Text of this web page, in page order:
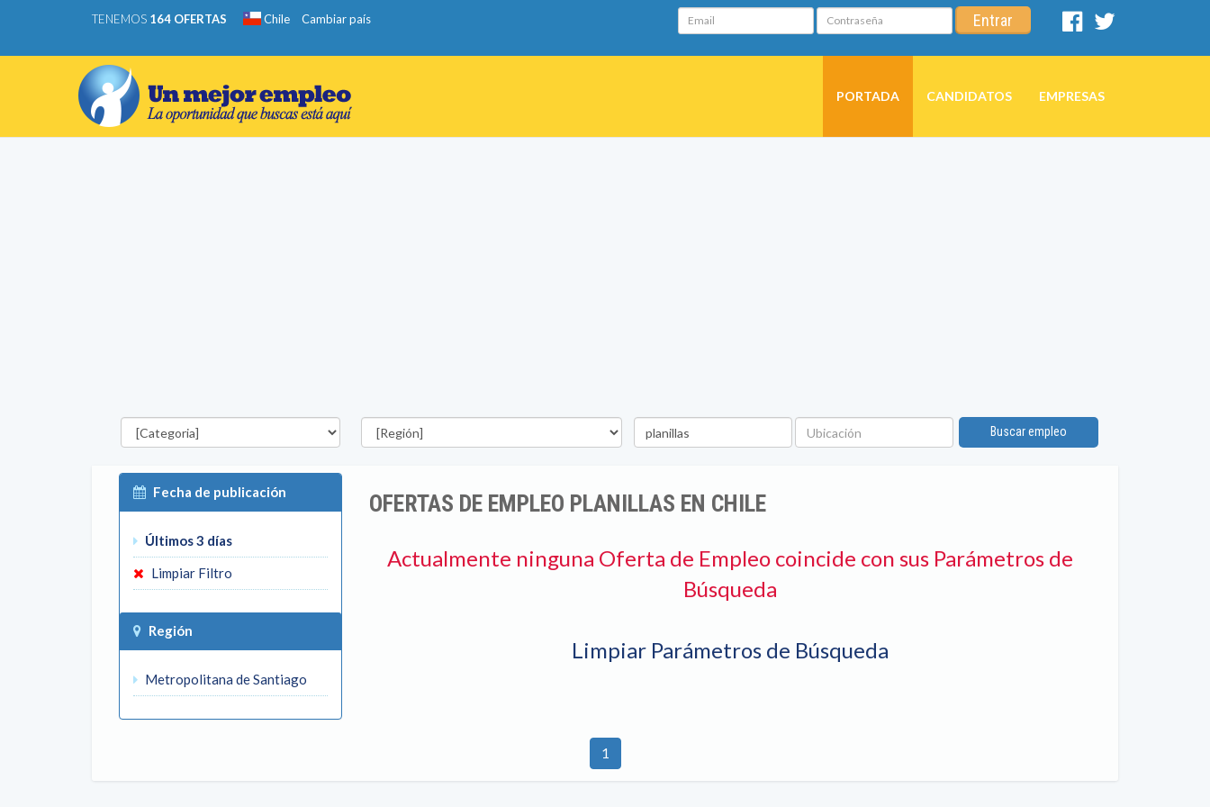
TENEMOS 164 OFERTAS Chile Cambiar país Email Contraseña Entrar
Facebook
PORTADA CANDIDATOS EMPRESAS
Categorías Región
Palabra
clave
Ubicación
Buscar empleo
Fecha de publicación
Últimos 3 días
Limpiar Filtro
Región
Metropolitana de Santiago
OFERTAS DE EMPLEO PLANILLAS EN CHILE
Actualmente ninguna Oferta de Empleo coincide con sus Parámetros de
Búsqueda
Limpiar Parámetros de Búsqueda
1